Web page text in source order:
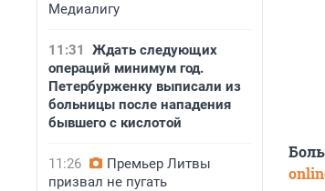
Медиалигу
11:31
Ждать следующих
операций минимум год.
Петербурженку выписали из
больницы после нападения
бывшего с кислотой
11:26
Премьер Литвы
призвал не пугать